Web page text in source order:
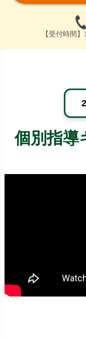
【受付時間
個別指導